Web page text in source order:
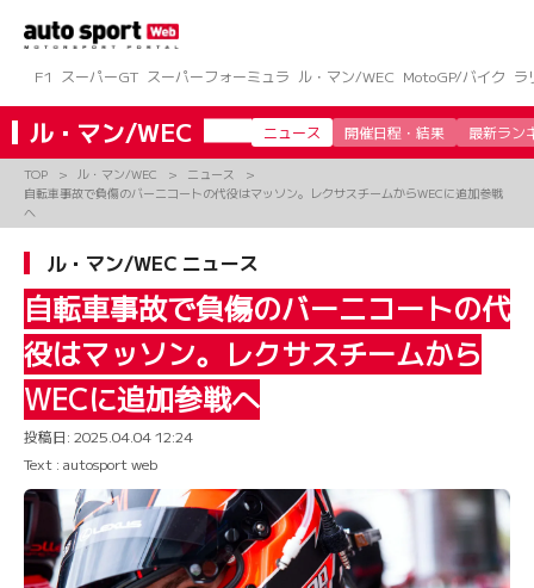
ツ
へ
ス
キ
F1 スーパーGT スーパーフォーミュラ ル・マン/WEC MotoGP/バイク ラ
ル・マン/WEC ニュース 開催日程・結果 最新ラン
TOP ル・マン/WEC
ニュース
自転車事故で負傷のバーニコートの代役はマッソン。レクサスチームからWECに追加参戦
へ
ル・マン/WEC ニュース
自転車事故で負傷のバーニコートの代
役はマッソン。レクサスチームから
WECに追加参戦へ
投稿日: 2025.04.04 12:24
Text : autosport web